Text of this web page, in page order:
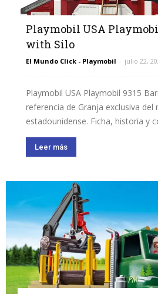
Playmobil USA
with Silo
El Mundo Click - Playmobil - julio 22,
Playmobil USA Playmobil 9315
referencia de Granja exclusiva del
estadounidense. Ficha, historia y
Leer más